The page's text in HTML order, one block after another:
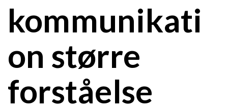
kommunikati
on større
forståelse